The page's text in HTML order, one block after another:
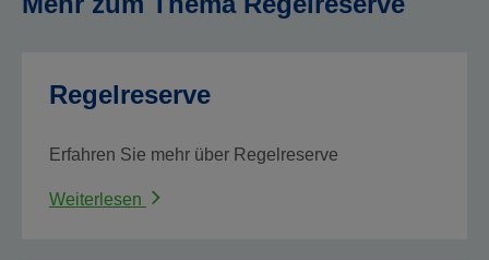
Regelreserve
Erfahren Sie mehr über Regelreserve
Weiterlesen